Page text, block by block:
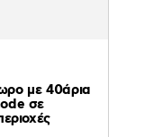
με 40άρια
σε